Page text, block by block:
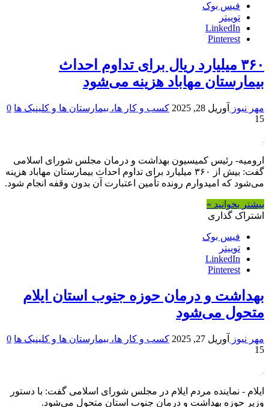
فیس بوک
توییتر
LinkedIn
Pinterest
۳۶۰ میلیارد ریال برای تداوم احداث
بیمارستان مهاباد هزینه می‌شود
مهر نیوز آوریل 28, 2025 کسب و کار ها، بیمارستان ها و کلینیک ها 0
15
ارومیه- رئیس کمیسیون بهداشت و درمان مجلس شورای اسلامی
گفت: بیش از ۳۶۰ میلیارد برای تداوم احداث بیمارستان مهاباد هزینه
می‌شود که امیدوارم رونده تأمین اعتبارت آن بدون وقفه انجام شود.
بیشتر بخوانید »
اشتراک گذاری
فیس بوک
توییتر
LinkedIn
Pinterest
بهداشت و درمان حوزه جنوب استان ایلام
متحول می‌شود
مهر نیوز آوریل 27, 2025 کسب و کار ها، بیمارستان ها و کلینیک ها 0
15
ایلام - نماینده مردم ایلام در مجلس شورای اسلامی گفت: با دستور
وزیر حوزه بهداشت و درمان جنوب استان متحول می‌شود.